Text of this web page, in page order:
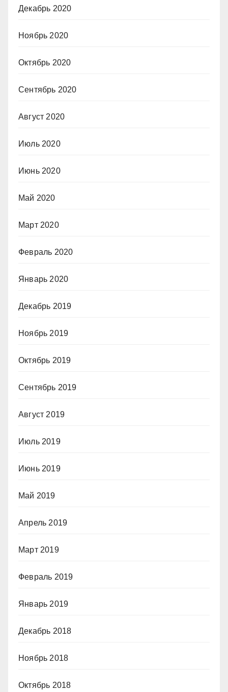
Декабрь 2020
Ноябрь 2020
Октябрь 2020
Сентябрь 2020
Август 2020
Июль 2020
Июнь 2020
Май 2020
Март 2020
Февраль 2020
Январь 2020
Декабрь 2019
Ноябрь 2019
Октябрь 2019
Сентябрь 2019
Август 2019
Июль 2019
Июнь 2019
Май 2019
Апрель 2019
Март 2019
Февраль 2019
Январь 2019
Декабрь 2018
Ноябрь 2018
Октябрь 2018